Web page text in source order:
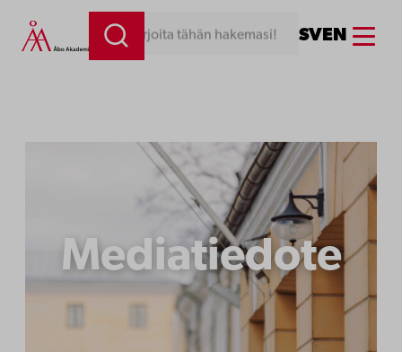
Siirry
sisältöön
Kirjoita tähän hakemasi! SVEN Menu
Mediatiedote